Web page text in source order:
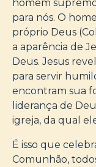
homem
para nós. O
próprio Deus
a aparência de
Deus. Jesus
para servir
encontram sua
liderança de
igreja, da qual
É isso que
Comunhão,